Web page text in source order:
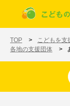
メインコンテンツ
TOP こどもを支
各地の支援団体